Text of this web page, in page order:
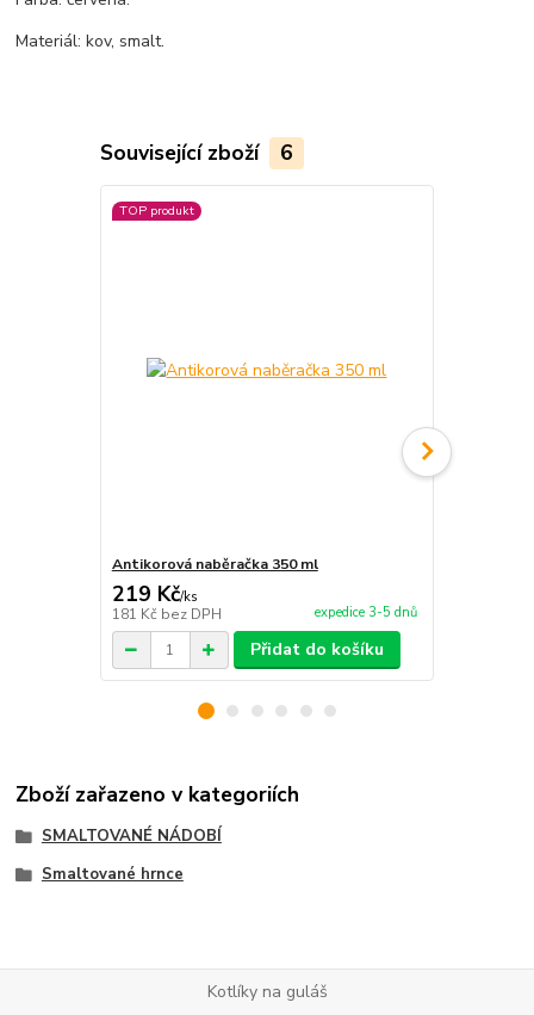
Materiál: kov, smalt.
Související zboží 6
TOP produkt
Antikorová naběračka 350 ml
219 Kč/ks
181 Kč bez DPH expedice 3-5 dnů
Přidat do košíku
Zboží zařazeno v kategoriích
SMALTOVANÉ NÁDOBÍ
Smaltované hrnce
Kotlíky na guláš